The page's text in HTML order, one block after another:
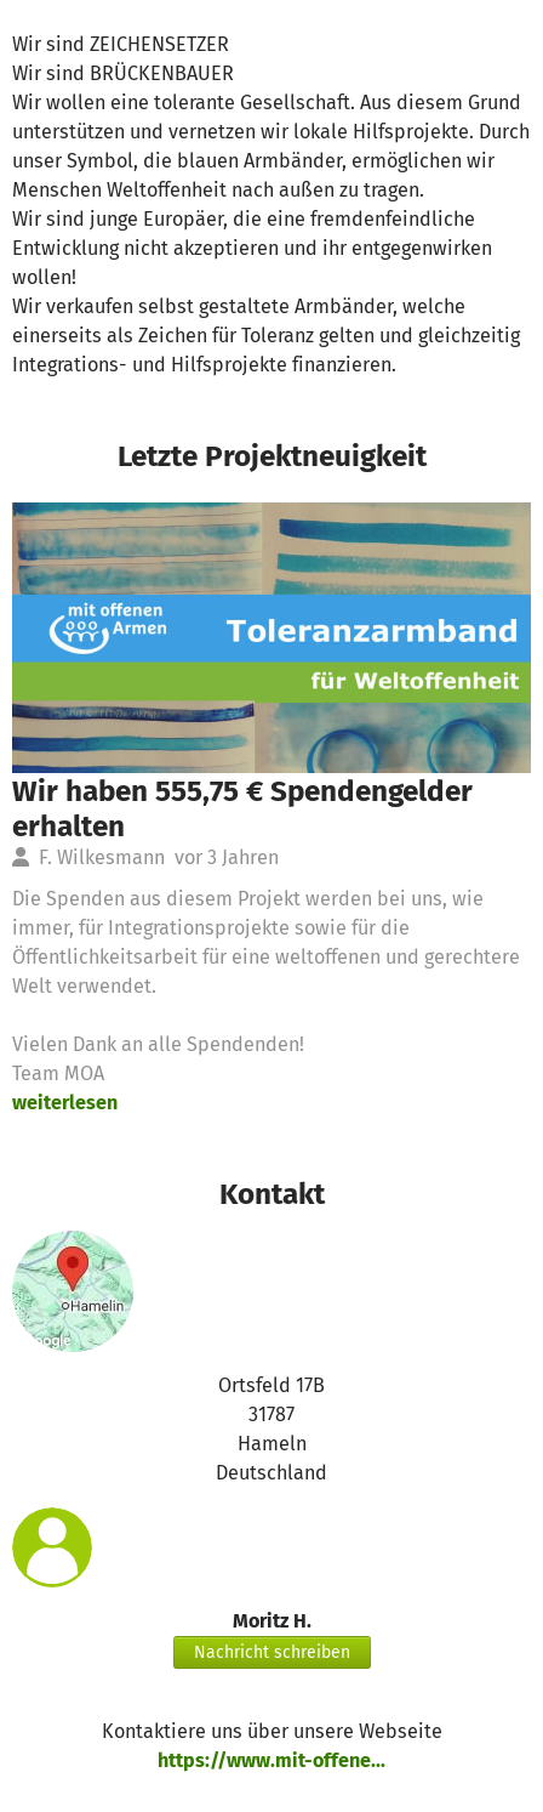
Wir sind ZEICHENSETZER
Wir sind BRÜCKENBAUER
Wir wollen eine tolerante Gesellschaft. Aus diesem Grund
unterstützen und vernetzen wir lokale Hilfsprojekte. Durch
unser Symbol, die blauen Armbänder, ermöglichen wir
Menschen Weltoffenheit nach außen zu tragen.
Wir sind junge Europäer, die eine fremdenfeindliche
Entwicklung nicht akzeptieren und ihr entgegenwirken
wollen!
Wir verkaufen selbst gestaltete Armbänder, welche
einerseits als Zeichen für Toleranz gelten und gleichzeitig
Integrations- und Hilfsprojekte finanzieren.
Letzte Projektneuigkeit
Wir haben 555,75 € Spendengelder
erhalten
F. Wilkesmann vor 3 Jahren
Die Spenden aus diesem Projekt werden bei uns, wie
immer, für Integrationsprojekte sowie für die
Öffentlichkeitsarbeit für eine weltoffenen und gerechtere
Welt verwendet.
Vielen Dank an alle Spendenden!
Team MOA
weiterlesen
Kontakt
Ortsfeld 17B
31787
Hameln
Deutschland
Moritz H.
Nachricht schreiben
Kontaktiere uns über unsere Webseite
https://www.mit-offene...